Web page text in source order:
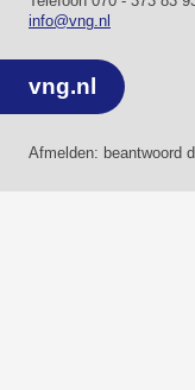
info@vng.nl
vng.nl
Afmelden: beantwoord